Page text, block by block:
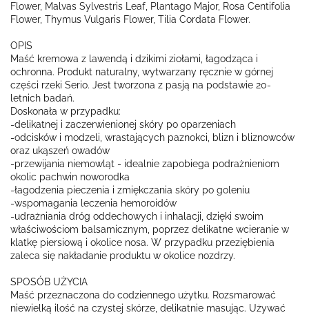
Flower, Malvas Sylvestris Leaf, Plantago Major, Rosa Centifolia
Flower, Thymus Vulgaris Flower, Tilia Cordata Flower.
OPIS
Maść kremowa z lawendą i dzikimi ziołami, łagodząca i
ochronna. Produkt naturalny, wytwarzany ręcznie w górnej
części rzeki Serio. Jest tworzona z pasją na podstawie 20-
letnich badań.
Doskonała w przypadku:
-delikatnej i zaczerwienionej skóry po oparzeniach
-odcisków i modzeli, wrastających paznokci, blizn i bliznowców
oraz ukąszeń owadów
-przewijania niemowląt - idealnie zapobiega podrażnieniom
okolic pachwin noworodka
-łagodzenia pieczenia i zmiękczania skóry po goleniu
-wspomagania leczenia hemoroidów
-udrażniania dróg oddechowych i inhalacji, dzięki swoim
właściwościom balsamicznym, poprzez delikatne wcieranie w
klatkę piersiową i okolice nosa. W przypadku przeziębienia
zaleca się nakładanie produktu w okolice nozdrzy.
SPOSÓB UŻYCIA
Maść przeznaczona do codziennego użytku. Rozsmarować
niewielką ilość na czystej skórze, delikatnie masując. Używać